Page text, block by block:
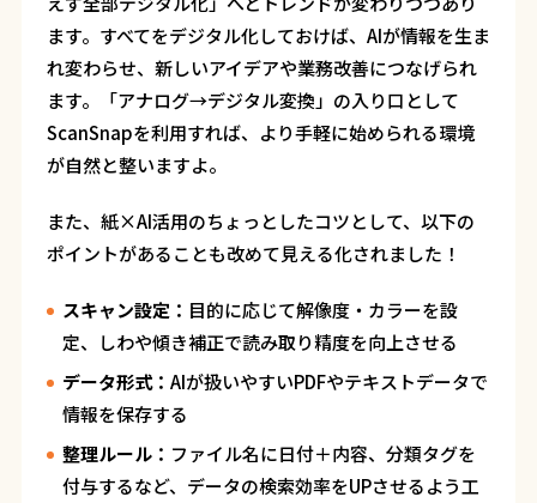
ます。すべてをデジタル化しておけば、AIが情報を生ま
れ変わらせ、新しいアイデアや業務改善につなげられ
ます。「アナログ→デジタル変換」の入り口として
ScanSnapを利用すれば、より手軽に始められる環境
が自然と整いますよ。
また、紙×AI活用のちょっとしたコツとして、以下の
ポイントがあることも改めて見える化されました！
スキャン設定： 目的に応じて解像度・カラーを設
定、しわや傾き補正で読み取り精度を向上させる
データ形式： AIが扱いやすいPDFやテキストデータで
情報を保存する
整理ルール： ファイル名に日付＋内容、分類タグを
付与するなど、データの検索効率をUPさせるよう工